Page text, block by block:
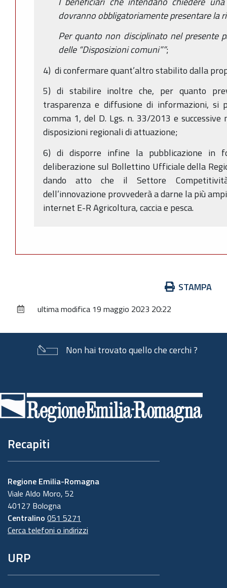
dovranno obbligatoriamente presentare la
Per quanto non disciplinato nel presente
delle “Disposizioni comuni””;
4) di confermare quant’altro stabilito dalla
5) di stabilire inoltre che, per quanto
trasparenza e diffusione di informazioni, si
comma 1, del D. Lgs. n. 33/2013 e
disposizioni regionali di attuazione;
6) di disporre infine la pubblicazione in
deliberazione sul Bollettino Ufficiale della
dando atto che il Settore
dell’innovazione provvederà a darne la più
internet E-R Agricoltura, caccia e pesca.
documento
STAMPA
ultima modifica 19 maggio 2023 20:22
Non hai trovato quello che cerchi ?
di
pagina
Recapiti
Regione Emilia-Romagna
Viale Aldo Moro, 52
40127 Bologna
Centralino 051 5271
Cerca telefoni o indirizzi
URP